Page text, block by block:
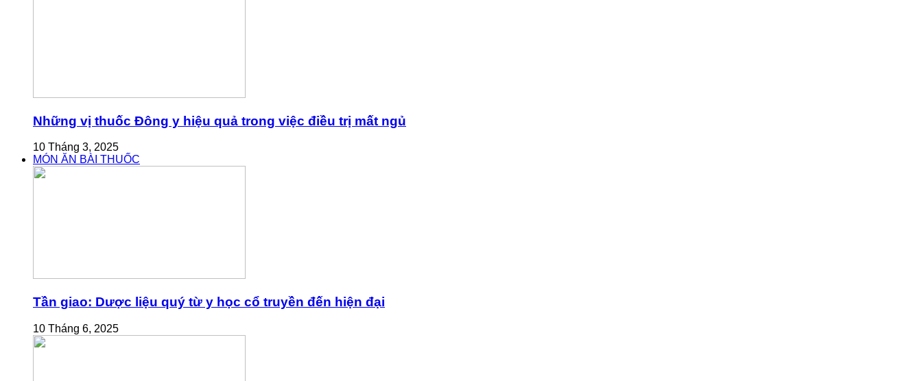
Những vị thuốc Đông y hiệu quả trong việc điều trị mất ngủ
10 Tháng 3, 2025
MÓN ĂN BÀI THUỐC
Tần giao: Dược liệu quý từ y học cổ truyền đến hiện đại
10 Tháng 6, 2025